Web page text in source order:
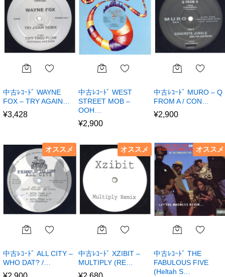
中古ﾚｺｰﾄﾞ WAYNE
FOX – TRY AGAIN…
¥3,428
中古ﾚｺｰﾄﾞ WEST
STREET MOB –
OOH…
¥2,900
中古ﾚｺｰﾄﾞ MURO – Q
FROM A / CON…
¥2,900
オススメ
中古ﾚｺｰﾄﾞ ALL CITY –
WHO DAT? /…
オススメ
中古ﾚｺｰﾄﾞ XZIBIT –
MULTIPLY (RE…
オススメ
中古ﾚｺｰﾄﾞ THE
FABULOUS FIVE
(Heltah S…